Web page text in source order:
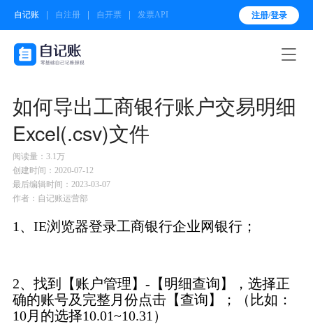
自记账 自注册 自开票 发票API 注册/登录

如何导出工商银行账户交易明细
Excel(.csv)文件
阅读量：3.1万
创建时间：2020-07-12
最后编辑时间：2023-03-07
作者：自记账运营部
1、IE浏览器登录工商银行企业网银行；
2、找到【账户管理】-【明细查询】，选择正
确的账号及完整月份点击【查询】；（比如：
10月的选择10.01~10.31）